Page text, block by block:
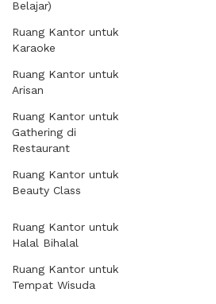
Belajar)
Ruang Kantor untuk
Karaoke
Ruang Kantor untuk
Arisan
Ruang Kantor untuk
Gathering di
Restaurant
Ruang Kantor untuk
Beauty Class
Ruang Kantor untuk
Halal Bihalal
Ruang Kantor untuk
Tempat Wisuda